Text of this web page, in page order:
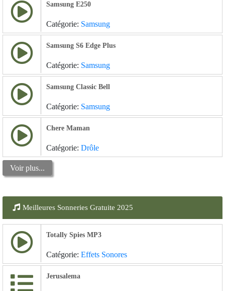
Samsung E250
Catégorie: Samsung
Samsung S6 Edge Plus
Catégorie: Samsung
Samsung Classic Bell
Catégorie: Samsung
Chere Maman
Catégorie: Drôle
Voir plus...
Meilleures Sonneries Gratuite 2025
Totally Spies MP3
Catégorie: Effets Sonores
Jerusalema